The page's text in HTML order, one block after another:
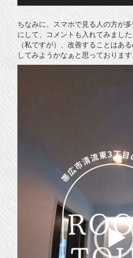
ちなみに、スマホで見る人の方が
にして、コメントも入れてみまし
（私ですが）、改善することはあ
してみようかなぁと思っております